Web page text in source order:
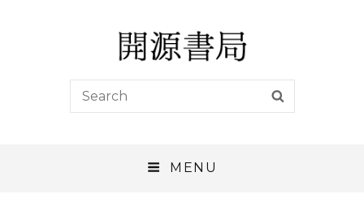
開源書局
開源書局出版有限公司
Search
for:
MENU